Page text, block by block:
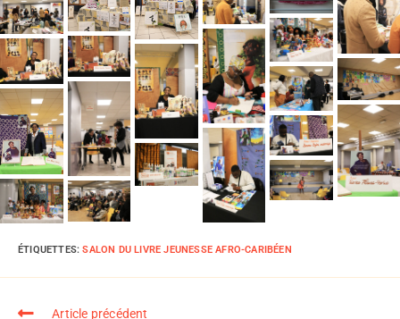
ÉTIQUETTES:SALON DU LIVRE JEUNESSE AFRO-CARIBÉEN
Article précédent